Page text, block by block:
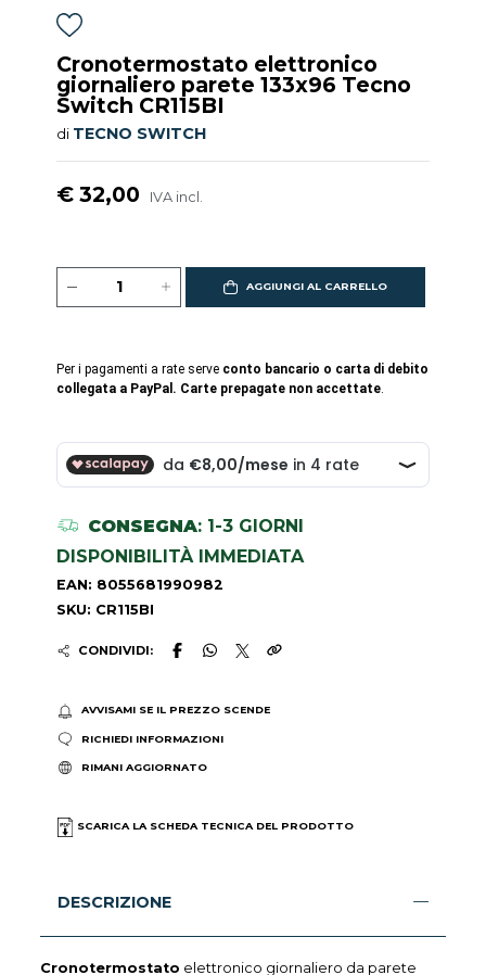
Cronotermostato elettronico
giornaliero parete 133x96 Tecno
Switch CR115BI
di TECNO SWITCH
€ 32,00 IVA incl.
AGGIUNGI AL CARRELLO
Per i pagamenti a rate serve conto bancario o carta di debito
collegata a PayPal. Carte prepagate non accettate.
CONSEGNA: 1-3 GIORNI
DISPONIBILITÀ IMMEDIATA
EAN: 8055681990982
SKU: CR115BI
CONDIVIDI:
AVVISAMI SE IL PREZZO SCENDE
RICHIEDI INFORMAZIONI
RIMANI AGGIORNATO
SCARICA LA SCHEDA TECNICA DEL PRODOTTO
DESCRIZIONE
Cronotermostato elettronico giornaliero da parete